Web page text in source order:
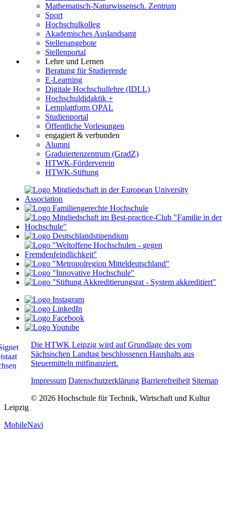
Mathematisch-Naturwissensch. Zentrum
Sport
Hochschulkolleg
Akademisches Auslandsamt
Stellenangebote
Stellenportal
Lehre und Lernen
Beratung für Studierende
E-Learning
Digitale Hochschullehre (IDLL)
Hochschuldidaktik +
Lernplattform OPAL
Studienportal
Öffentliche Vorlesungen
engagiert & verbunden
Alumni
Graduiertenzentrum (GradZ)
HTWK-Förderverein
HTWK-Stiftung
Die HTWK Leipzig wird auf Grundlage des vom
Sächsischen Landtag beschlossenen Haushalts aus
Steuermitteln mitfinanziert.
Impressum Datenschutzerklärung Barrierefreiheit Sitemap
© 2026 Hochschule für Technik, Wirtschaft und Kultur
Leipzig
MobileNavi